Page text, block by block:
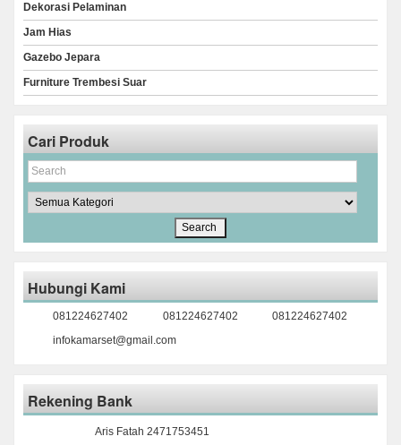
Dekorasi Pelaminan
Jam Hias
Gazebo Jepara
Furniture Trembesi Suar
Cari Produk
Hubungi Kami
081224627402 081224627402
081224627402
infokamarset@gmail.com
Rekening Bank
Aris Fatah 2471753451